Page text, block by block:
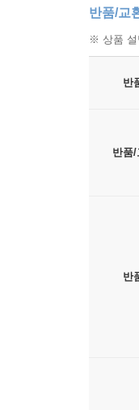
반품/교
※ 상품 설
반
반품
반